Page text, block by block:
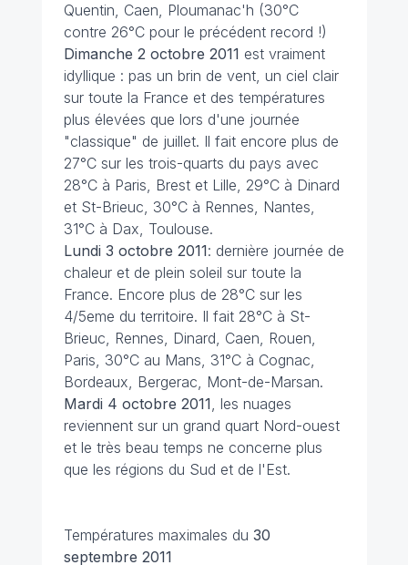
Quentin, Caen, Ploumanac'h (30°C
contre 26°C pour le précédent record !)
Dimanche 2 octobre 2011 est vraiment
idyllique : pas un brin de vent, un ciel clair
sur toute la France et des températures
plus élevées que lors d'une journée
"classique" de juillet. Il fait encore plus de
27°C sur les trois-quarts du pays avec
28°C à Paris, Brest et Lille, 29°C à Dinard
et St-Brieuc, 30°C à Rennes, Nantes,
31°C à Dax, Toulouse.
Lundi 3 octobre 2011: dernière journée de
chaleur et de plein soleil sur toute la
France. Encore plus de 28°C sur les
4/5eme du territoire. Il fait 28°C à St-
Brieuc, Rennes, Dinard, Caen, Rouen,
Paris, 30°C au Mans, 31°C à Cognac,
Bordeaux, Bergerac, Mont-de-Marsan.
Mardi 4 octobre 2011, les nuages
reviennent sur un grand quart Nord-ouest
et le très beau temps ne concerne plus
que les régions du Sud et de l'Est.
Températures maximales du 30
septembre 2011